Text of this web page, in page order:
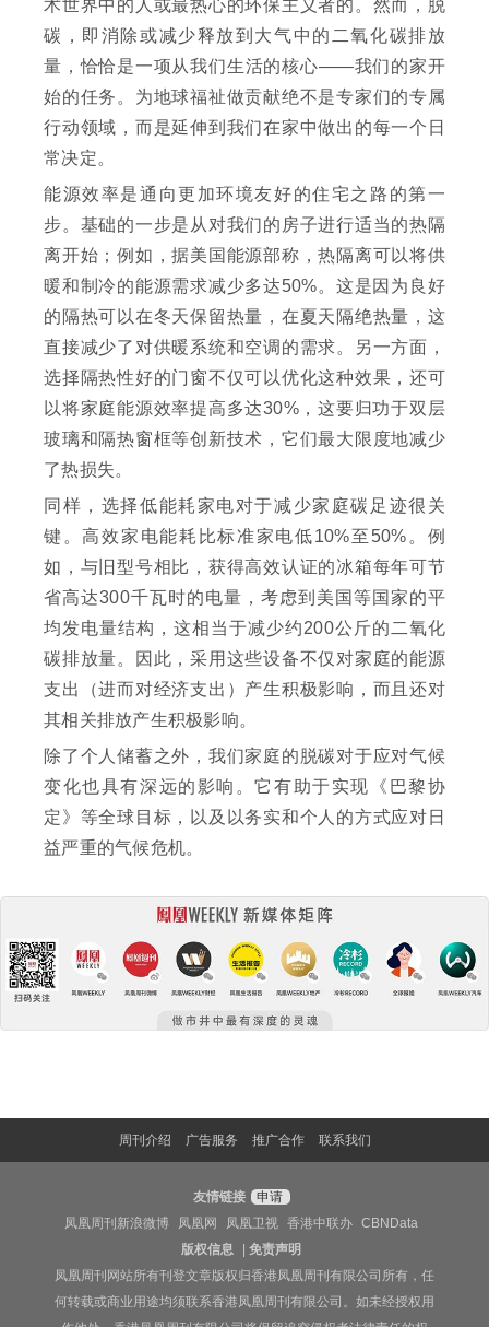
术世界中的人或最热心的环保主义者的。然而，脱
碳，即消除或减少释放到大气中的二氧化碳排放
量，恰恰是一项从我们生活的核心——我们的家开
始的任务。为地球福祉做贡献绝不是专家们的专属
行动领域，而是延伸到我们在家中做出的每一个日
常决定。
能源效率是通向更加环境友好的住宅之路的第一
步。基础的一步是从对我们的房子进行适当的热隔
离开始；例如，据美国能源部称，热隔离可以将供
暖和制冷的能源需求减少多达50%。这是因为良好
的隔热可以在冬天保留热量，在夏天隔绝热量，这
直接减少了对供暖系统和空调的需求。另一方面，
选择隔热性好的门窗不仅可以优化这种效果，还可
以将家庭能源效率提高多达30%，这要归功于双层
玻璃和隔热窗框等创新技术，它们最大限度地减少
了热损失。
同样，选择低能耗家电对于减少家庭碳足迹很关
键。高效家电能耗比标准家电低10%至50%。例
如，与旧型号相比，获得高效认证的冰箱每年可节
省高达300千瓦时的电量，考虑到美国等国家的平
均发电量结构，这相当于减少约200公斤的二氧化
碳排放量。因此，采用这些设备不仅对家庭的能源
支出（进而对经济支出）产生积极影响，而且还对
其相关排放产生积极影响。
除了个人储蓄之外，我们家庭的脱碳对于应对气候
变化也具有深远的影响。它有助于实现《巴黎协
定》等全球目标，以及以务实和个人的方式应对日
益严重的气候危机。
周刊介绍 广告服务 推广合作 联系我们
友情链接 申请
凤凰周刊新浪微博
凤凰网 凤凰卫视 香港中联办
CBNData
版权信息
|免责声明
凤凰周刊网站所有刊登文章版权归香港凤凰周刊有限公司所有，任
何转载或商业用途均须联系香港凤凰周刊有限公司。如未经授权用